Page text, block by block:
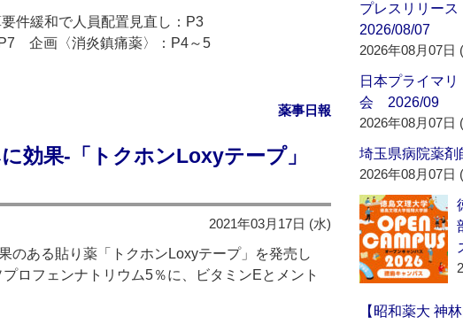
件緩和で人員配置見直し：P3
企画〈消炎鎮痛薬〉：P4～5
薬事日報
効果‐「トクホンLoxyテープ」
2021年03月17日 (水)
ある貼り薬「トクホンLoxyテープ」を発売し
ロフェンナトリウム5％に、ビタミンEとメント
プレスリリー
2026/08/07
2026年08月07日
日本プライマ
会 2026/09
2026年08月07日
埼玉県病院薬
2026年08月07日
【昭和薬大 神